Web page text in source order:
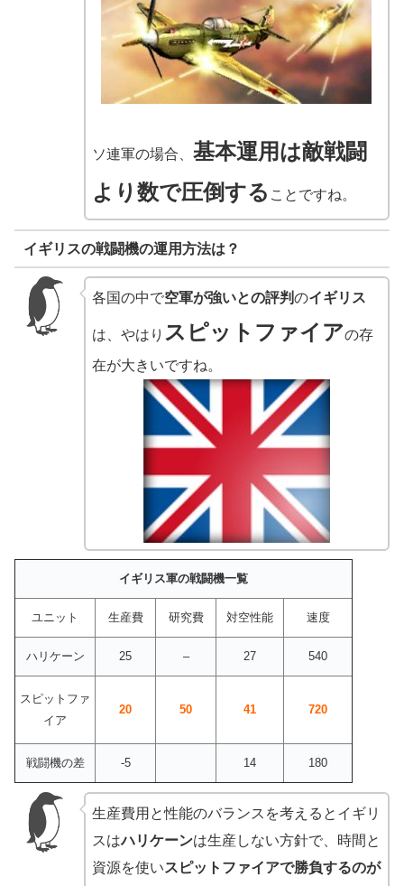
ソ連軍の場合、 基本運用は敵戦闘
より数で圧倒する ことですね。
イギリスの戦闘機の運用方法は？
各国の中で空軍が強いとの評判のイギリス
は、やはり スピットファイアの存
在が大きいですね。
イギリス軍の戦闘機一覧
ユニット 生産費 研究費 対空性能 速度
ハリケーン 25 – 27 540
スピットファ
イア
20 50 41 720
戦闘機の差 -5 14 180
生産費用と性能のバランスを考えるとイギリ
スはハリケーンは生産しない方針で、時間と
資源を使いスピットファイアで勝負するのが